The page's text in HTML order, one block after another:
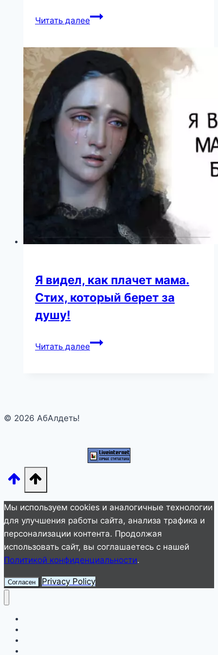
Читать далееA
Mocked
Her
Mother-
Law
for
Showing
Her
“Wrinkled
Body”
in
Swimsuit.
the
Learned
Priceless
Я видел, как плачет мама.
Стих, который берет за
душу!
Читать далееЯ
за
душу!
© 2026 АбАлдеть!
Мы используем cookies и аналогичные технологии
для улучшения работы сайта, анализа трафика и
персонализации контента. Продолжая
использовать сайт, вы соглашаетесь с нашей
Политикой конфиденциальности.
Согласен Privacy Policy